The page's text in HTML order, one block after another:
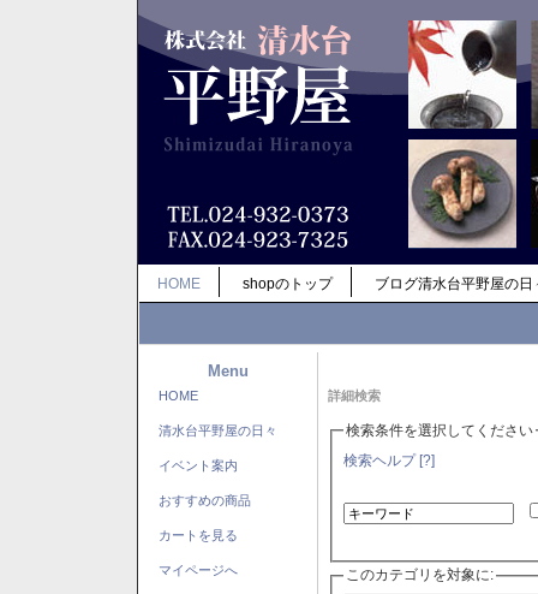
HOME shopのトップ ブログ清水台平野屋の日
Menu
HOME
清水台平野屋の日々
イベント案内
おすすめの商品
カートを見る
マイページへ
詳細検索
検索条件を選択してください
検索ヘルプ [?]
このカテゴリを対象に: